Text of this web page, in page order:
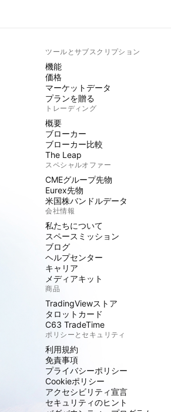
ツールとサブスクリプション
機能
価格
マーケットデータ
プランを贈る
トレーディング
概要
ブローカー
ブローカー比較
The Leap
スペシャルオファー
CMEグループ先物
Eurex先物
米国株バンドルデータ
会社情報
私たちについて
スペースミッション
ブログ
ヘルプセンター
キャリア
メディアキット
商品
TradingViewストア
タロットカード
C63 TradeTime
ポリシーとセキュリティ
利用規約
免責事項
プライバシーポリシー
Cookieポリシー
アクセシビリティ宣言
セキュリティのヒント